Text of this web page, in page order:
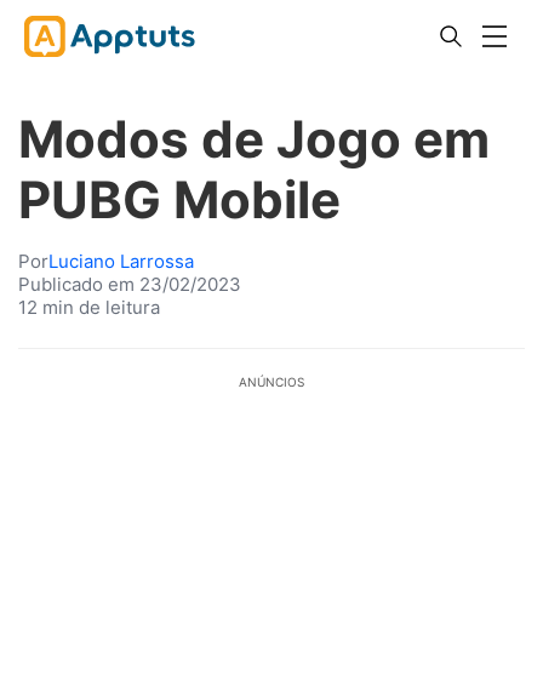
Modos de Jogo em
PUBG Mobile
PorLuciano Larrossa
Publicado em 23/02/2023
12 min de leitura
ANÚNCIOS